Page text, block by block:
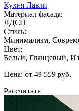
Кухня Лавли
Материал фасада:
ЛДСП
Стиль:
Минимализм,
Цвет:
Белый, Глянцевый,
Цена: от 49 559 руб.
Рассчитать